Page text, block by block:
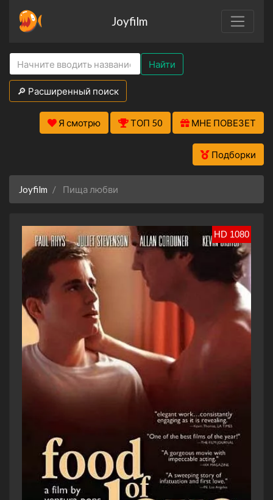
Joyfilm
Найти
🔎 Расширенный поиск
Я смотрю ТОП 50 МНЕ ПОВЕЗЕТ
Подборки
Joyfilm Пища любви
HD 1080